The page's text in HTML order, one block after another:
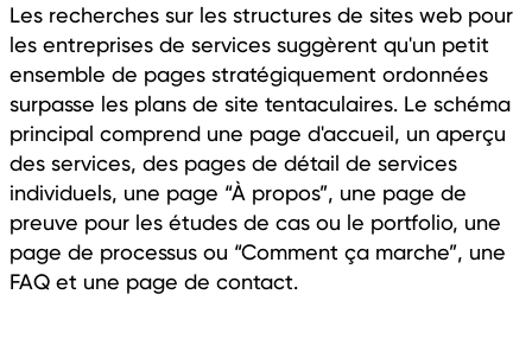
Les recherches sur les structures de sites web pour
les entreprises de services suggèrent qu'un petit
ensemble de pages stratégiquement ordonnées
surpasse les plans de site tentaculaires. Le schéma
principal comprend une page d'accueil, un aperçu
des services, des pages de détail de services
individuels, une page “À propos”, une page de
preuve pour les études de cas ou le portfolio, une
page de processus ou “Comment ça marche”, une
FAQ et une page de contact.